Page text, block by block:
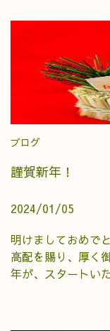
ブログ
謹賀新年！
2024/01/05
明けましておめで
高配を賜り、厚く
年が、スタートい